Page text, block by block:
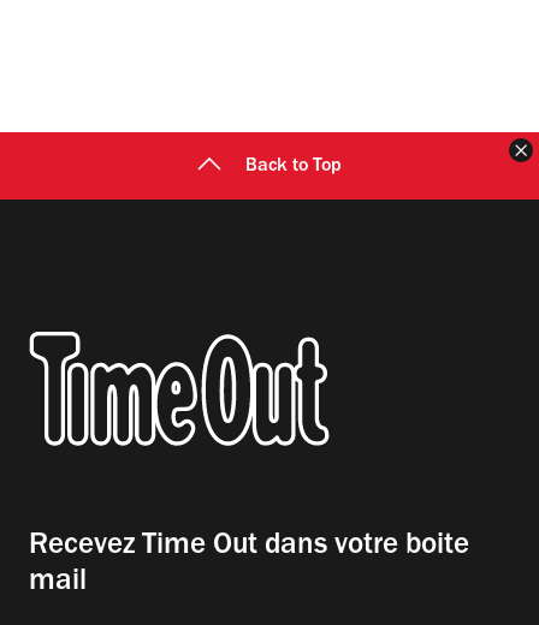
Back to Top
Recevez Time Out dans votre boite
mail